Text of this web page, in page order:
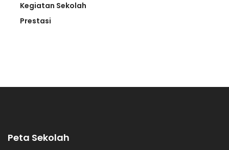
Kegiatan Sekolah
Prestasi
Peta Sekolah